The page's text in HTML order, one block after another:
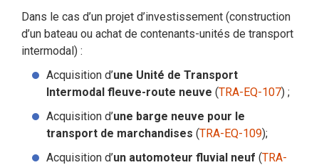
Dans le cas d’un projet d’investissement (construction
d’un bateau ou achat de contenants-unités de transport
intermodal) :
Acquisition d’une Unité de Transport
Intermodal fleuve-route neuve (TRA-EQ-107) ;
Acquisition d’une barge neuve pour le
transport de marchandises (TRA-EQ-109);
Acquisition d’un automoteur fluvial neuf (TRA-